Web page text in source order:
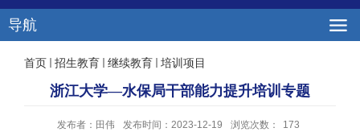
导航
首页 招生教育 继续教育 培训项目
浙江大学—水保局干部能力提升培训专题
发布者：田伟 发布时间：2023-12-19 浏览次数： 173